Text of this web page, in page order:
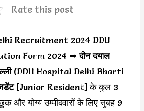
Rate this post
Recruitment 2024 DDU
Form 2024 ➥दीन दयाल
(DDU Hospital Delhi Bharti
[Junior Resident] के कुल 3
और योग्य उम्मीदवारों के लिए सुबह 9